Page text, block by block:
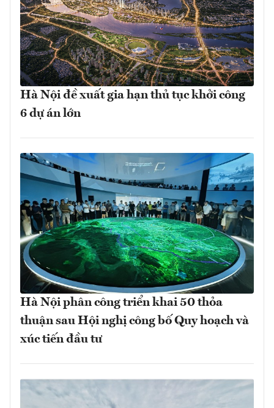
Hà Nội đề xuất gia hạn thủ tục khởi công
6 dự án lớn
Hà Nội phân công triển khai 50 thỏa
thuận sau Hội nghị công bố Quy hoạch và
xúc tiến đầu tư